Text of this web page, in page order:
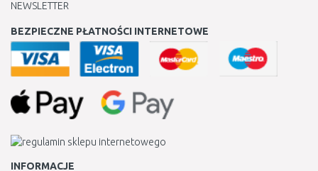
NEWSLETTER
BEZPIECZNE PŁATNOŚCI INTERNETOWE
INFORMACJE